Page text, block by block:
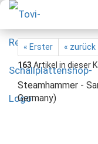
« Erster « zurück
163Artikel in dieser
Steamhammer -
Germany)